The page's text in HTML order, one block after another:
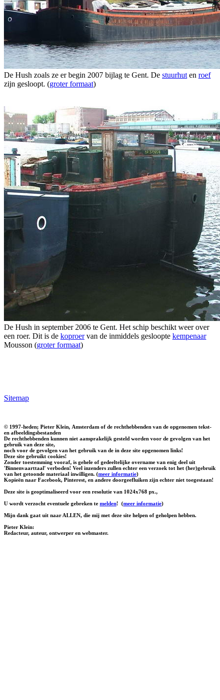
De Hush zoals ze er begin 2007 bijlag te Gent. De stuurhut en roef
zijn gesloopt. (groter formaat)
De Hush in september 2006 te Gent. Het schip beschikt weer over
een roer. Dit is de koproervan de inmiddels gesloopte kempenaar
Mousson (groter formaat)
Sitemap
© 1997-heden; Pieter Klein, Amsterdam of de rechthebbenden van de opgenomen tekst-
en afbeeldingsbestanden
De rechthebbenden kunnen niet aansprakelijk gesteld worden voor de gevolgen van het
gebruik van deze site,
noch voor de gevolgen van het gebruik van de in deze site opgenomen links!
Deze site gebruikt cookies!
Zonder toestemming vooraf, is gehele of gedeeltelijke overname van enig deel uit
'Binnenvaarttaal' verboden! Veel inzenders zullen echter een verzoek tot het (her)gebruik
van het getoonde materiaal inwilligen. (meer informatie)
Kopieën naar Facebook, Pinterest, en andere doorgeefluiken zijn echter niet toegestaan!
Deze site is geoptimaliseerd voor een resolutie van 1024x768 px.,
U wordt verzocht eventuele gebreken te melden! (meer informatie)
Mijn dank gaat uit naar ALLEN, die mij met deze site helpen of geholpen hebben.
Pieter Klein:
Redacteur, auteur, ontwerper en webmaster.